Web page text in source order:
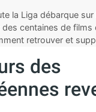
la Liga débarque sur
centaines de
retrouver et
des